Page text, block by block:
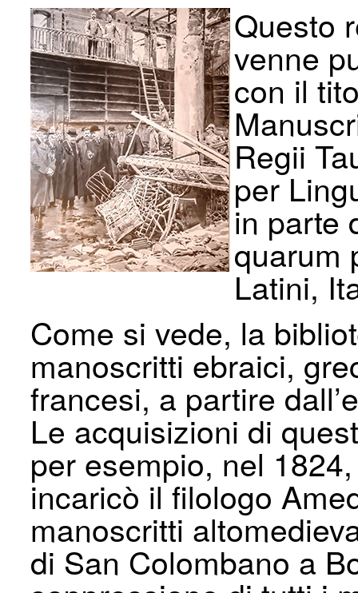
Questo
venne
con il
Regii
per
in parte
quarum
Latini,
Come si vede, la
manoscritti ebraici,
francesi, a partire
Le acquisizioni di
per esempio, nel
incaricò il filologo
manoscritti
di San Colombano a